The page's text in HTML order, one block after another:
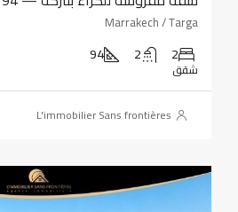
Marrakech / Targa
2
2
94
شقق
L'immobilier Sans frontières